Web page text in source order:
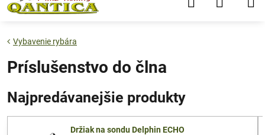
Vybavenie rybára
Príslušenstvo do člna
Najpredávanejšie produkty
Držiak na sondu Delphin ECHO